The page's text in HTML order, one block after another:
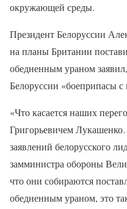
окружающей среды.
Президент Белоруссии
на планы Британии
обедненным ураном
Белоруссии «боеприпасы
«Что касается наших
Григорьевичем
заявлений белорусского
замминистра обороны
что они собираются
обедненным ураном, это